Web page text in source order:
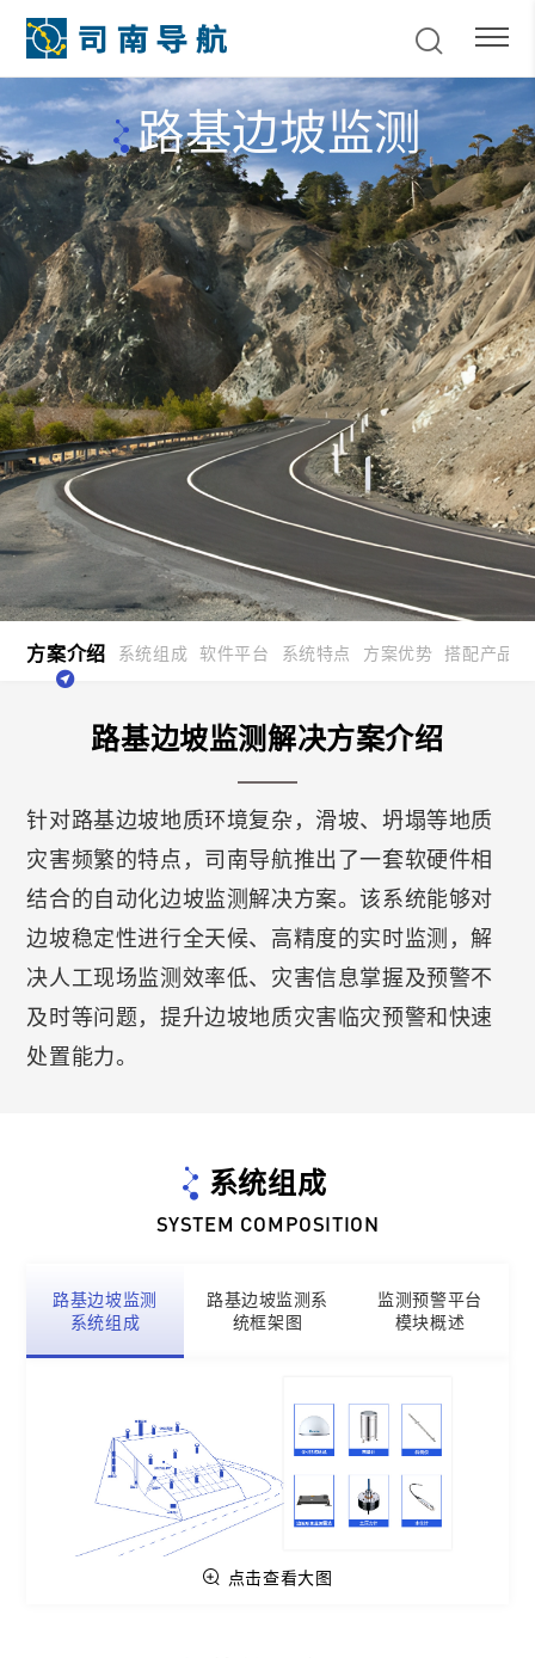
路基边坡监测
方案介绍 系统组成 软件平台 系统特点 方案优势 搭配产品
路基边坡监测解决方案介绍
针对路基边坡地质环境复杂，滑坡、坍塌等地质
灾害频繁的特点，司南导航推出了一套软硬件相
结合的自动化边坡监测解决方案。该系统能够对
边坡稳定性进行全天候、高精度的实时监测，解
决人工现场监测效率低、灾害信息掌握及预警不
及时等问题，提升边坡地质灾害临灾预警和快速
处置能力。
系统组成
SYSTEM COMPOSITION
路基边坡监测
系统组成
路基边坡监测系
统框架图
监测预警平台
模块概述
点击查看大图